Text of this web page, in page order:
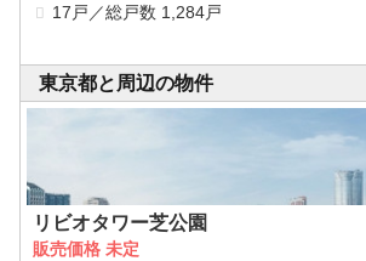
17戸／総戸数 1,284戸
東京都と周辺の物件
リビオタワー芝公園
販売価格 未定